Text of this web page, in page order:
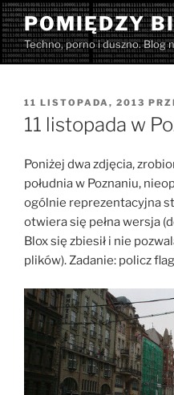
Przejdź
do
treści
POMIĘDZY
Techno, porno i duszno. Blog
OPUBLIKOWANE
W
11 LISTOPADA, 2013
11 listopada w
Poniżej dwa zdjęcia,
południa w Poznaniu,
ogólnie reprezentacyjna
otwiera się pełna wersja
Blox się zbiesił i nie
plików). Zadanie: policz